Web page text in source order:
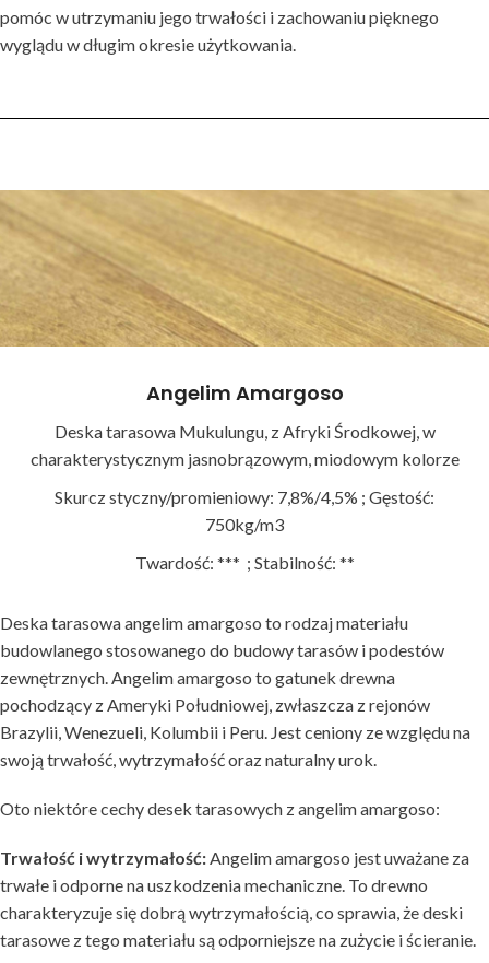
pomóc w utrzymaniu jego trwałości i zachowaniu pięknego
wyglądu w długim okresie użytkowania.
Angelim Amargoso
Deska tarasowa Mukulungu, z Afryki Środkowej, w
charakterystycznym jasnobrązowym, miodowym kolorze
Skurcz styczny/promieniowy: 7,8%/4,5% ; Gęstość:
750kg/m3
Twardość: *** ; Stabilność: **
Deska tarasowa angelim amargoso to rodzaj materiału
budowlanego stosowanego do budowy tarasów i podestów
zewnętrznych. Angelim amargoso to gatunek drewna
pochodzący z Ameryki Południowej, zwłaszcza z rejonów
Brazylii, Wenezueli, Kolumbii i Peru. Jest ceniony ze względu na
swoją trwałość, wytrzymałość oraz naturalny urok.
Oto niektóre cechy desek tarasowych z angelim amargoso:
Trwałość i wytrzymałość:Angelim amargoso jest uważane za
trwałe i odporne na uszkodzenia mechaniczne. To drewno
charakteryzuje się dobrą wytrzymałością, co sprawia, że deski
tarasowe z tego materiału są odporniejsze na zużycie i ścieranie.